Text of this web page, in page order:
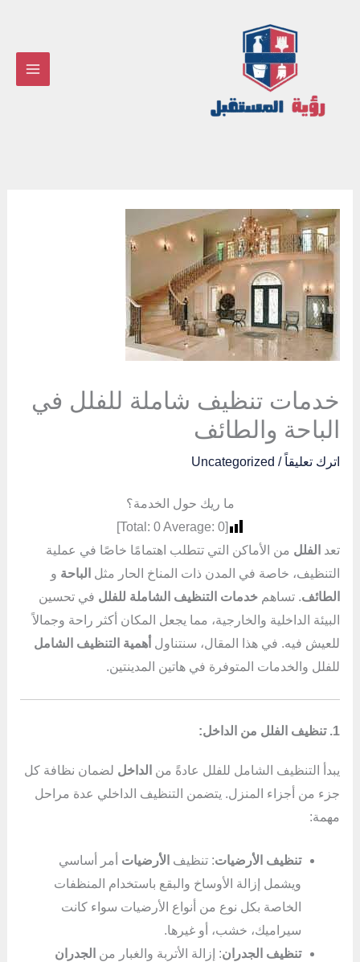
خدمات تنظيف شاملة للفلل في
الباحة والطائف
اترك تعليقاً /
Uncategorized
ما ريك حول الخدمة؟
[Total:
0Average: 0
]
تعد الفلل من الأماكن التي تتطلب اهتمامًا خاصًا في عملية
التنظيف، خاصة في المدن ذات المناخ الحار مثل الباحة و
الطائف. تساهم خدمات التنظيف الشاملة للفلل في تحسين
البيئة الداخلية والخارجية، مما يجعل المكان أكثر راحة وجمالاً
للعيش فيه. في هذا المقال، سنتناول أهمية التنظيف الشامل
للفلل والخدمات المتوفرة في هاتين المدينتين.
1. تنظيف الفلل من الداخل:
يبدأ التنظيف الشامل للفلل عادةً من الداخل لضمان نظافة كل
جزء من أجزاء المنزل. يتضمن التنظيف الداخلي عدة مراحل
مهمة:
تنظيف الأرضيات: تنظيف الأرضيات أمر أساسي
ويشمل إزالة الأوساخ والبقع باستخدام المنظفات
الخاصة بكل نوع من أنواع الأرضيات سواء كانت
سيراميك، خشب، أو غيرها.
تنظيف الجدران: إزالة الأتربة والغبار من الجدران